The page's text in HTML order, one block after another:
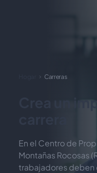
Carreras
Crea un
En el Centro de
Montañas Rocosas
trabajadores deben